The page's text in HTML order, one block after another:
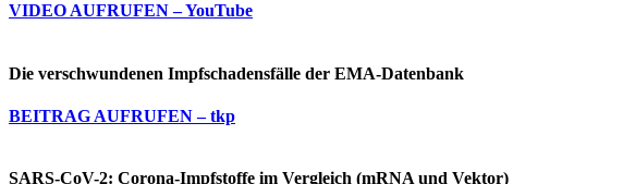
VIDEO AUFRUFEN – YouTube
Die verschwundenen Impfschadensfälle der EMA-Datenbank
BEITRAG AUFRUFEN – tkp
SARS-CoV-2: Corona-Impfstoffe im Vergleich (mRNA und Vektor)